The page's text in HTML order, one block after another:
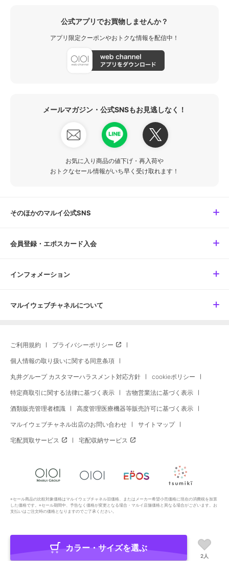
公式アプリでお買物しませんか？
アプリ限定クーポンやおトクな情報を配信中！
メールマガジン・公式SNSもお見逃しなく！
お気に入り商品の値下げ・再入荷や
おトクなセール情報がいち早く受け取れます！
そのほかのマルイ公式SNS
会員登録・エポスカード入会
インフォメーション
マルイウェブチャネルについて
ご利用規約 プライバシーポリシー
個人情報の取り扱いに関する同意条項
丸井グループ カスタマーハラスメント対応方針 cookieポリシー
特定商取引に関する法律に基づく表示 古物営業法に基づく表示
酒類販売管理者標識 高度管理医療機器等販売許可に基づく表示
マルイウェブチャネル出店のお問い合わせ サイトマップ
宅配買取サービス 宅配収納サービス
※セール商品の比較対象価格はマルイウェブチャネル旧価格、またはメーカー希望小売価格に現在の消費税を加算
した価格です。※セール期間中、予告なく価格が変更となる場合・マルイ店舗価格と異なる場合がございます。お
支払いはご注文時の価格となりますのでご了承ください。
Copyright All Rights Reserved. MARUI Co., Ltd
カラー・サイズを選ぶ
2人